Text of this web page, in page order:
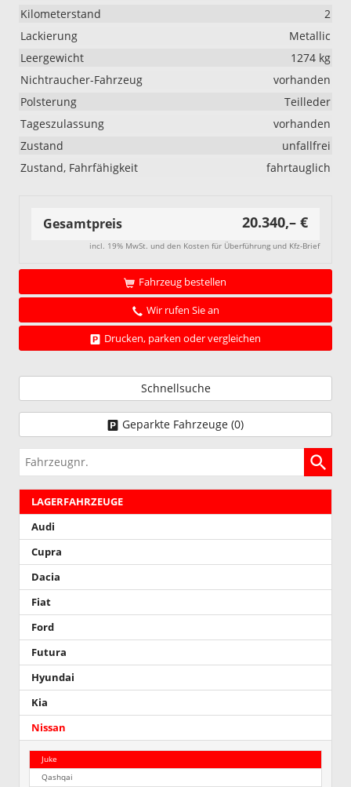
Kilometerstand
2
Lackierung
Metallic
Leergewicht
1274 kg
Nichtraucher-Fahrzeug
vorhanden
Polsterung
Teilleder
Tageszulassung
vorhanden
Zustand
unfallfrei
Zustand, Fahrfähigkeit
fahrtauglich
Gesamtpreis 20.340,– €
incl. 19% MwSt. und den Kosten für Überführung und Kfz-Brief
Fahrzeug bestellen
Wir rufen Sie an
Drucken, parken oder vergleichen
Schnellsuche
Geparkte Fahrzeuge (0)
Fahrzeugnr.
LAGERFAHRZEUGE
Audi
Cupra
Dacia
Fiat
Ford
Futura
Hyundai
Kia
Nissan
Juke
Qashqai